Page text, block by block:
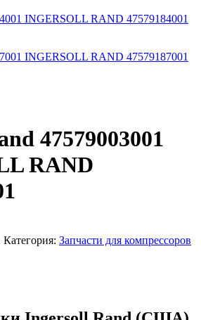
INGERSOLL RAND 47579184001
INGERSOLL RAND 47579187001
47579003001
RAND
Категория: Запчасти для компрессоров